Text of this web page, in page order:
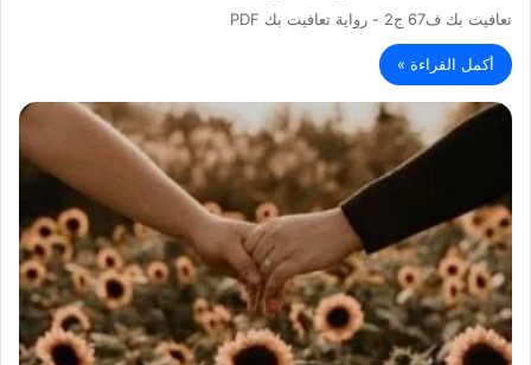
تعافيت بك ف67 ج2 - رواية تعافيت بك PDF
أكمل القراءة »